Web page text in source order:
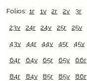
Folios: 1r 1v 2r 2v 3r
23v 24r 24v 25r 25v
43v 44r 44v 45r 45v
64r 64v 65r 65v 66r
84r 84v 85r 85v 86r